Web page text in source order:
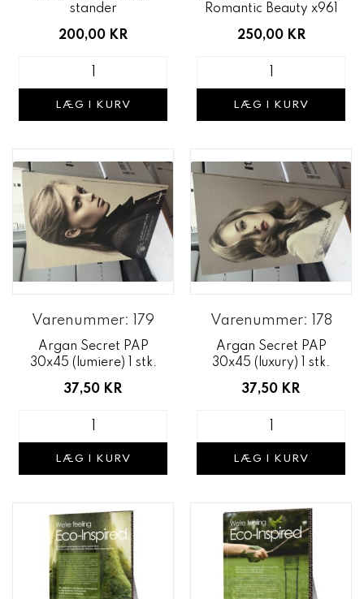
stander
200,00 KR
LÆG I KURV
Romantic Beauty x961
250,00 KR
LÆG I KURV
Varenummer: 179
Argan Secret PAP
30x45 (lumiere) 1 stk.
37,50 KR
LÆG I KURV
Varenummer: 178
Argan Secret PAP
30x45 (luxury) 1 stk.
37,50 KR
LÆG I KURV